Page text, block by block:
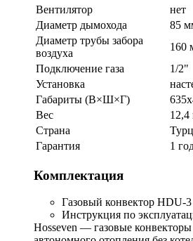
Вентилятор
нет
Диаметр дымохода
85
Диаметр трубы забора
воздуха
160
Подключение газа
1/2"
Установка
Габариты (В×Ш×Г)
Вес
12,4
Страна
Гарантия
1
Комплектация
Газовый конвектор
Инструкция по
Hosseven — газовые